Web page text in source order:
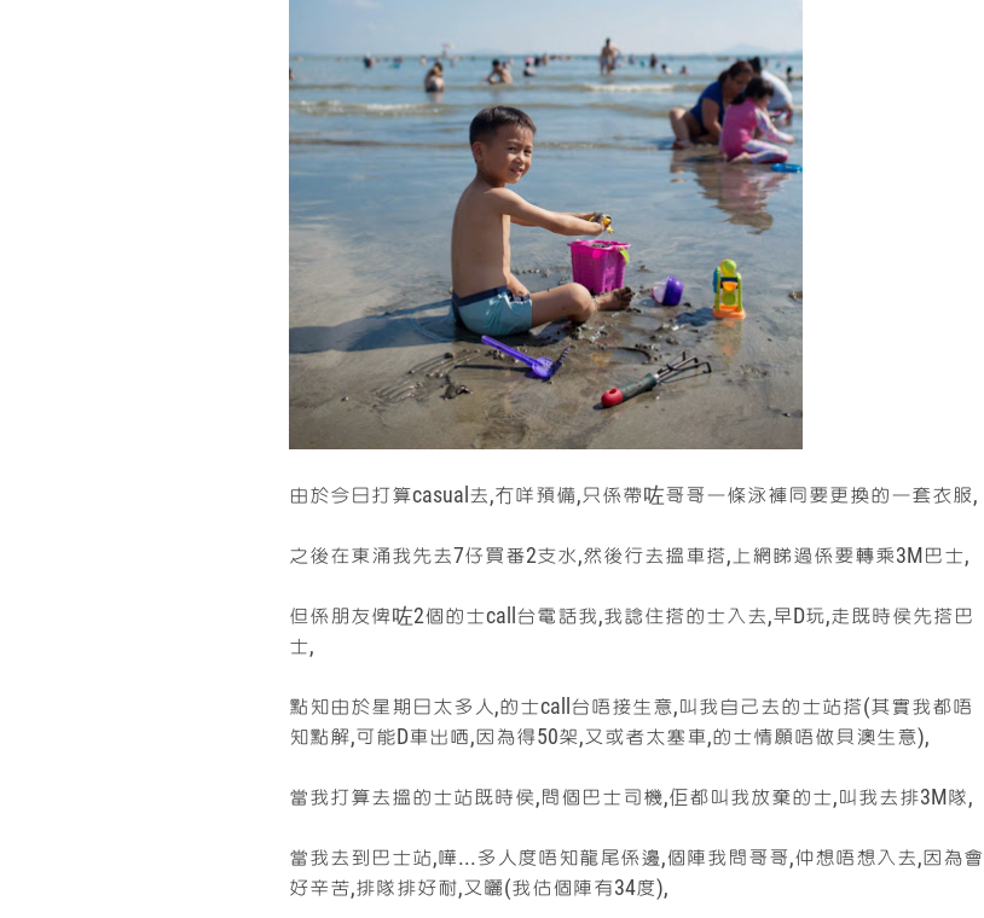
由於今日打算casual去,冇咩預備,只係帶咗哥哥一條泳褲同要更換的一套衣服,
之後在東涌我先去7仔買番2支水,然後行去搵車搭,上網睇過係要轉乘3M巴士,
但係朋友俾咗2個的士call台電話我,我諗住搭的士入去,早D玩,走既時侯先搭巴
士,
點知由於星期日太多人,的士call台唔接生意,叫我自己去的士站搭(其實我都唔
知點解,可能D車出哂,因為得50架,又或者太塞車,的士情願唔做貝澳生意),
當我打算去搵的士站既時侯,問個巴士司機,佢都叫我放棄的士,叫我去排3M隊,
當我去到巴士站,嘩...多人度唔知龍尾係邊,個陣我問哥哥,仲想唔想入去,因為會
好辛苦,排隊排好耐,又曬(我估個陣有34度),